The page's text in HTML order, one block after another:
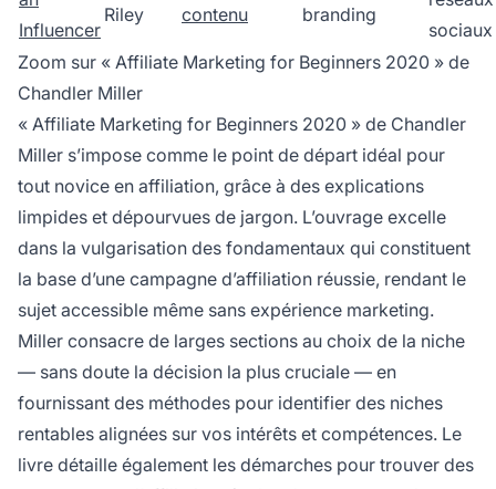
Influencer
Riley contenu branding
sociaux
Zoom sur « Affiliate Marketing for Beginners 2020 » de
Chandler Miller
« Affiliate Marketing for Beginners 2020 » de Chandler
Miller s’impose comme le point de départ idéal pour
tout novice en affiliation, grâce à des explications
limpides et dépourvues de jargon. L’ouvrage excelle
dans la vulgarisation des fondamentaux qui constituent
la base d’une campagne d’affiliation réussie, rendant le
sujet accessible même sans expérience marketing.
Miller consacre de larges sections au choix de la niche
— sans doute la décision la plus cruciale — en
fournissant des méthodes pour identifier des niches
rentables alignées sur vos intérêts et compétences. Le
livre détaille également les démarches pour trouver des